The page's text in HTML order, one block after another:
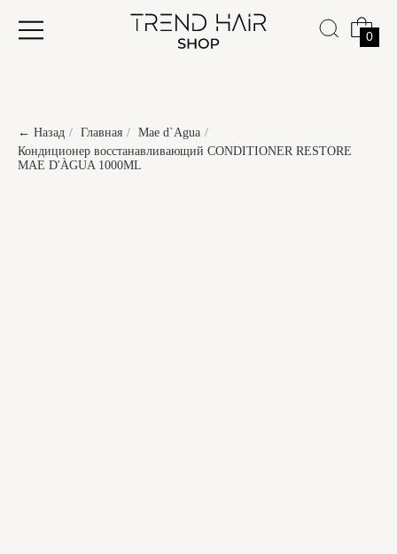
0
← Назад / Главная / Mae d`Agua /
Кондиционер восстанавливающий CONDITIONER RESTORE
MAE D'ÀGUA 1000ML